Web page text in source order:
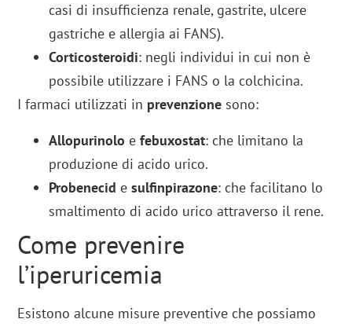
casi di insufficienza renale, gastrite, ulcere
gastriche e allergia ai FANS).
Corticosteroidi: negli individui in cui non è
possibile utilizzare i FANS o la colchicina.
I farmaci utilizzati in prevenzione sono:
Allopurinolo efebuxostat: che limitano la
produzione di acido urico.
Probenecid esulfinpirazone: che facilitano lo
smaltimento di acido urico attraverso il rene.
Come prevenire
l’iperuricemia
Esistono alcune misure preventive che possiamo